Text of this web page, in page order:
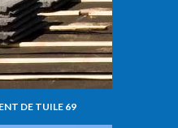
DE TUILE 69